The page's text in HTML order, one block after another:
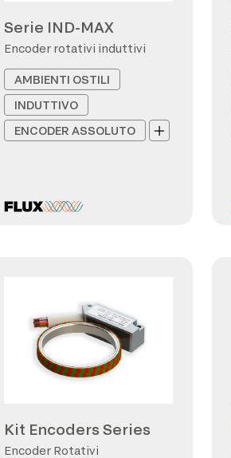
Serie IND-MAX
Encoder rotativi induttivi
AMBIENTI OSTILI
INDUTTIVO
ENCODER ASSOLUTO
Kit Encoders Series
Encoder Rotativi